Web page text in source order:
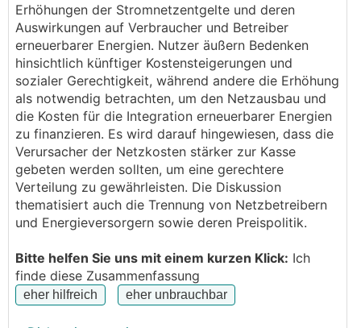
dasNetzverlustentgeltvon 0.380 Cent/kWh auf
0.483 Cent/kWh gestiegen ist (+27% )
(Linz Netz)
Ist das bei Euch auch in dem Bereich?
Erhöhungen der Stromnetzentgelte und deren
Auswirkungen auf Verbraucher und Betreiber
erneuerbarer Energien. Nutzer äußern Bedenken
hinsichtlich künftiger Kostensteigerungen und
sozialer Gerechtigkeit, während andere die Erhöhung
als notwendig betrachten, um den Netzausbau und
die Kosten für die Integration erneuerbarer Energien
zu finanzieren. Es wird darauf hingewiesen, dass die
Verursacher der Netzkosten stärker zur Kasse
gebeten werden sollten, um eine gerechtere
Verteilung zu gewährleisten. Die Diskussion
thematisiert auch die Trennung von Netzbetreibern
und Energieversorgern sowie deren Preispolitik.
Bitte helfen Sie uns mit einem kurzen Klick: Ich
finde diese Zusammenfassung